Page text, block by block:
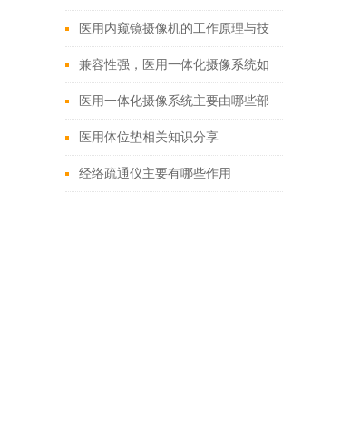
键作用
医用内窥镜摄像机的工作原理与技
术创新
兼容性强，医用一体化摄像系统如
何改变现有医疗设备格局？
医用一体化摄像系统主要由哪些部
分组成？
医用体位垫相关知识分享
经络疏通仪主要有哪些作用